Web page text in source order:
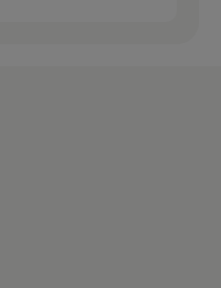
mailchi.mp/